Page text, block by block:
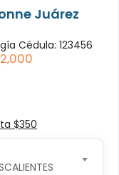
Juárez
Cédula: 123456
$350